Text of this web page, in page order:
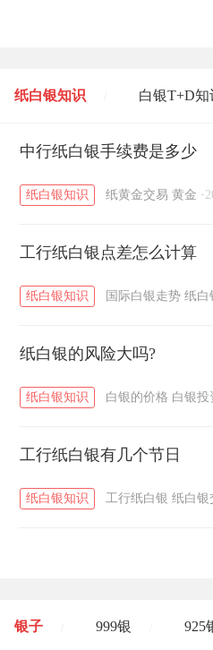
纸白银知识 白银T+D知
黄金T+D知识 / 粤贵银知
中行纸白银手续费是多少
纸白银知识 纸黄金交易 黄金 ·
工行纸白银点差怎么计算
纸白银知识 国际白银走势 纸白
纸白银的风险大吗?
纸白银知识 白银的价格 白银投
工行纸白银有几个节日
纸白银知识 工行纸白银 纸白银
银子 999银 925